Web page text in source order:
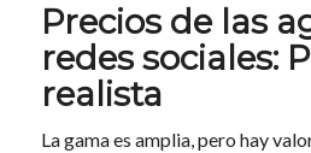
Precios de las
redes sociales:
realista
La gama es amplia, pero hay